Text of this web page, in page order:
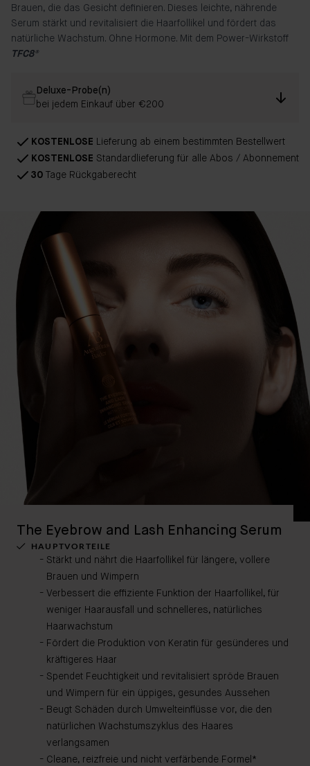
Brauen, die das Gesicht definieren. Dieses leichte, nährende
Serum stärkt und revitalisiert die Haarfollikel und fördert das
natürliche Wachstum. Ohne Hormone. Mit dem Power-Wirkstoff
TFC8®
KOSTENLOSE Lieferung ab einem bestimmten Bestellwert
KOSTENLOSE Standardlieferung für alle Abos / Abonnement
30 Tage Rückgaberecht
Deluxe-Probe(n)
bei jedem Einkauf über €200
The Eyebrow and Lash Enhancing Serum
HAUPTVORTEILE
Stärkt und nährt die Haarfollikel für längere, vollere
Brauen und Wimpern
Verbessert die effiziente Funktion der Haarfollikel, für
weniger Haarausfall und schnelleres, natürliches
Haarwachstum
Fördert die Produktion von Keratin für gesünderes und
kräftigeres Haar
Spendet Feuchtigkeit und revitalisiert spröde Brauen
und Wimpern für ein üppiges, gesundes Aussehen
Beugt Schäden durch Umwelteinflüsse vor, die den
natürlichen Wachstumszyklus des Haares
verlangsamen
Cleane, reizfreie und nicht verfärbende Formel*